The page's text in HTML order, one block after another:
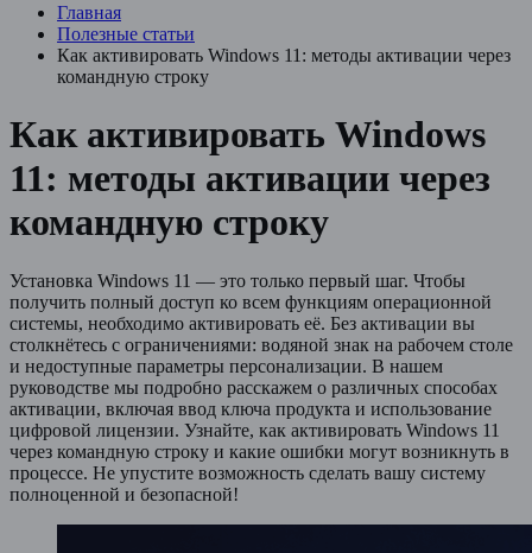
Главная
Полезные статьи
Как активировать Windows 11: методы активации через
командную строку
Как активировать Windows
11: методы активации через
командную строку
Установка Windows 11 — это только первый шаг. Чтобы
получить полный доступ ко всем функциям операционной
системы, необходимо активировать её. Без активации вы
столкнётесь с ограничениями: водяной знак на рабочем столе
и недоступные параметры персонализации. В нашем
руководстве мы подробно расскажем о различных способах
активации, включая ввод ключа продукта и использование
цифровой лицензии. Узнайте, как активировать Windows 11
через командную строку и какие ошибки могут возникнуть в
процессе. Не упустите возможность сделать вашу систему
полноценной и безопасной!